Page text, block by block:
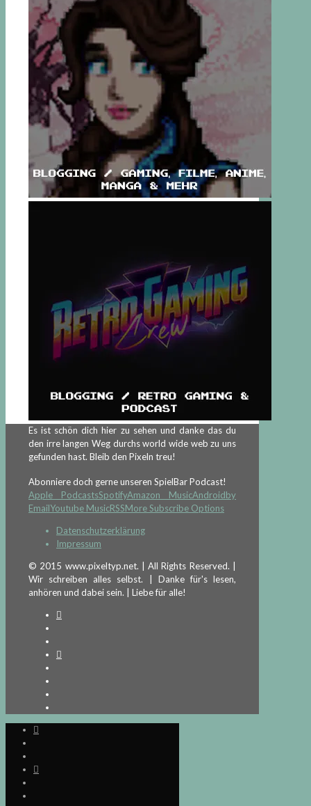
Es ist schön dich hier zu sehen und danke das du
den irre langen Weg durchs world wide web zu uns
gefunden hast. Bleib den Pixeln treu!
Abonniere doch gerne unseren SpielBar Podcast!
Apple PodcastsSpotifyAmazon MusicAndroidby
EmailYoutube MusicRSSMore Subscribe Options
Datenschutzerklärung
Impressum
© 2015 www.pixeltyp.net. | All Rights Reserved. |
Wir schreiben alles selbst. | Danke für's lesen,
anhören und dabei sein. | Liebe für alle!